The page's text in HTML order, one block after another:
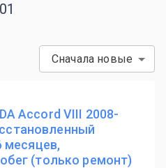
Сначала новые
Accord VIII 2008-
месяцев,
(только ремонт)